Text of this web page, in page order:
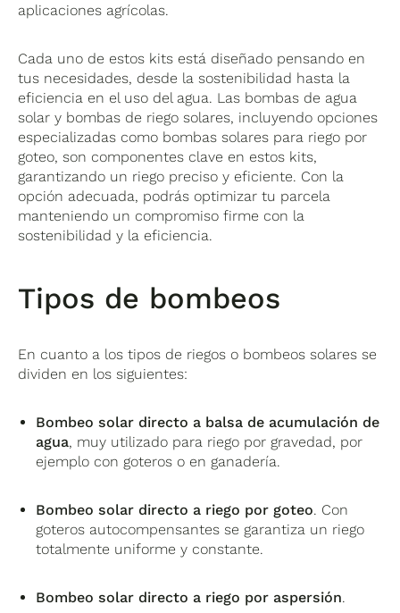
aplicaciones agrícolas.
Cada uno de estos kits está diseñado pensando en
tus necesidades, desde la sostenibilidad hasta la
eficiencia en el uso del agua. Las bombas de agua
solar y bombas de riego solares, incluyendo opciones
especializadas como bombas solares para riego por
goteo, son componentes clave en estos kits,
garantizando un riego preciso y eficiente. Con la
opción adecuada, podrás optimizar tu parcela
manteniendo un compromiso firme con la
sostenibilidad y la eficiencia.
Tipos de bombeos
En cuanto a los tipos de riegos o bombeos solares se
dividen en los siguientes:
Bombeo solar directo a balsa de acumulación de
agua, muy utilizado para riego por gravedad, por
ejemplo con goteros o en ganadería.
Bombeo solar directo a riego por goteo. Con
goteros autocompensantes se garantiza un riego
totalmente uniforme y constante.
Bombeo solar directo a riego por aspersión.